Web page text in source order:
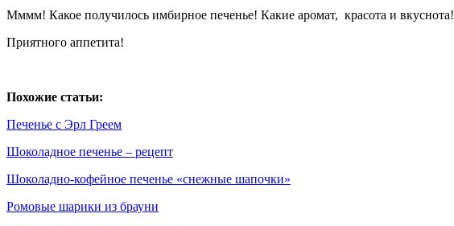
Мммм! Какое получилось имбирное печенье! Какие аромат, красота и вкуснота!
Приятного аппетита!
Похожие статьи:
Печенье с Эрл Греем
Шоколадное печенье – рецепт
Шоколадно-кофейное печенье «снежные шапочки»
Ромовые шарики из брауни